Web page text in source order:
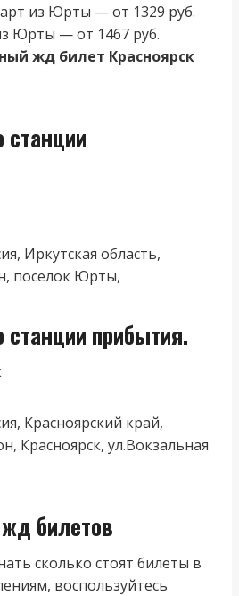
из Юрты — от 1329 руб.
Юрты — от 1467 руб.
жд билет Красноярск
Иркутская область,
поселок Юрты,
прибытия.
Красноярский край,
Красноярск, ул.Вокзальная
билетов
сколько стоят билеты в
воспользуйтесь